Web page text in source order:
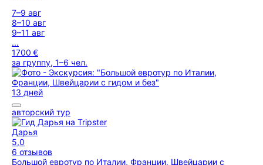
7–9 авг
8–10 авг
9–11 авг
...
1700 €
за группу, 1–6 чел.
13 дней
авторский тур
Дарья
5,0
6 отзывов
Большой евротур по Италии, Франции, Швейцарии с